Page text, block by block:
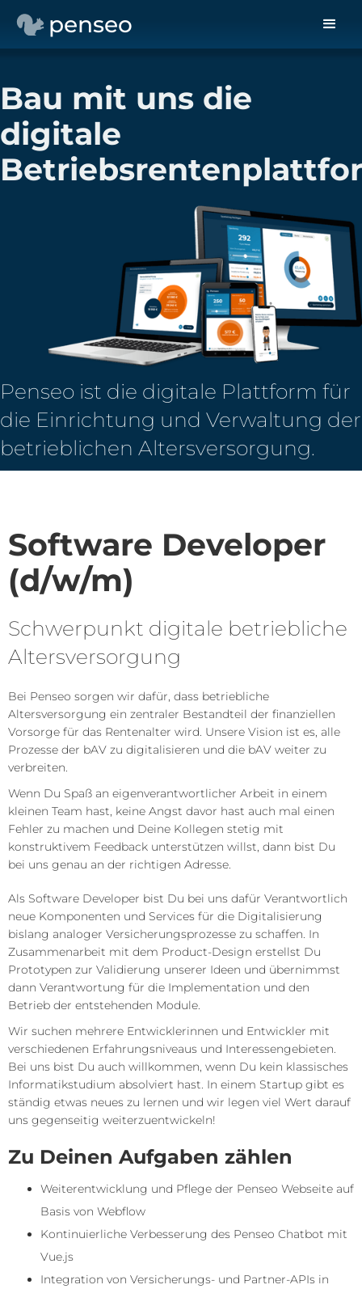
penseo
Bau mit uns die
digitale
Penseo ist die digitale Plattform für
die Einrichtung und Verwaltung der
betrieblichen Altersversorgung.
Software Developer
(d/w/m)
Schwerpunkt digitale betriebliche
Altersversorgung
Bei Penseo sorgen wir dafür, dass betriebliche
Altersversorgung ein zentraler Bestandteil der finanziellen
Vorsorge für das Rentenalter wird. Unsere Vision ist es, alle
Prozesse der bAV zu digitalisieren und die bAV weiter zu
verbreiten.
Wenn Du Spaß an eigenverantwortlicher Arbeit in einem
kleinen Team hast, keine Angst davor hast auch mal einen
Fehler zu machen und Deine Kollegen stetig mit
konstruktivem Feedback unterstützen willst, dann bist Du
bei uns genau an der richtigen Adresse.
Als Software Developer bist Du bei uns dafür Verantwortlich
neue Komponenten und Services für die Digitalisierung
bislang analoger Versicherungsprozesse zu schaffen. In
Zusammenarbeit mit dem Product-Design erstellst Du
Prototypen zur Validierung unserer Ideen und übernimmst
dann Verantwortung für die Implementation und den
Betrieb der entstehenden Module.
Wir suchen mehrere Entwicklerinnen und Entwickler mit
verschiedenen Erfahrungsniveaus und Interessengebieten.
Bei uns bist Du auch willkommen, wenn Du kein klassisches
Informatikstudium absolviert hast. In einem Startup gibt es
ständig etwas neues zu lernen und wir legen viel Wert darauf
uns gegenseitig weiterzuentwickeln!
Zu Deinen Aufgaben zählen
Weiterentwicklung und Pflege der Penseo Webseite auf
Basis von Webflow
Kontinuierliche Verbesserung des Penseo Chatbot mit
Vue.js
Integration von Versicherungs- und Partner-APIs in